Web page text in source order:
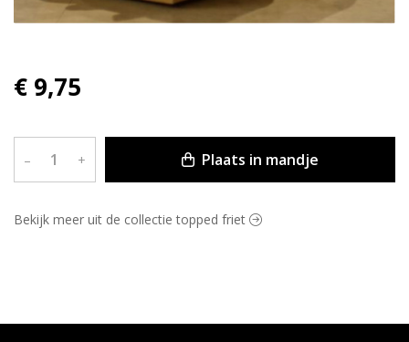
€ 9,75
– + Plaats in mandje
Bekijk meer uit de collectie topped friet